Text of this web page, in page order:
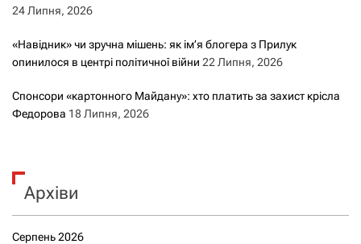
24 Липня, 2026
«Навідник» чи зручна мішень: як ім’я блогера з Прилук
опинилося в центрі політичної війни 22 Липня, 2026
Спонсори «картонного Майдану»: хто платить за захист крісла
Федорова 18 Липня, 2026
Архіви
Серпень 2026